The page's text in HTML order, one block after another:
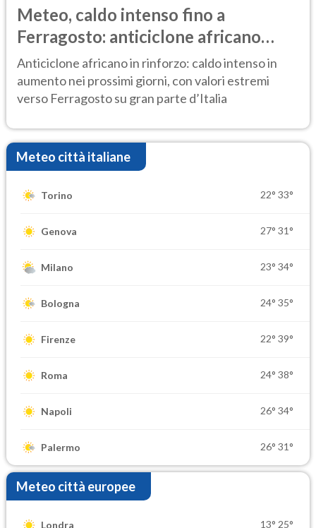
Meteo, caldo intenso fino a
Ferragosto: anticiclone africano
ancora protagonista
Anticiclone africano in rinforzo: caldo intenso in
aumento nei prossimi giorni, con valori estremi
verso Ferragosto su gran parte d’Italia
Meteo città italiane
Torino 22° 33°
Genova 27° 31°
Milano 23° 34°
Bologna 24° 35°
Firenze 22° 39°
Roma 24° 38°
Napoli 26° 34°
Palermo 26° 31°
Meteo città europee
Londra 13° 25°